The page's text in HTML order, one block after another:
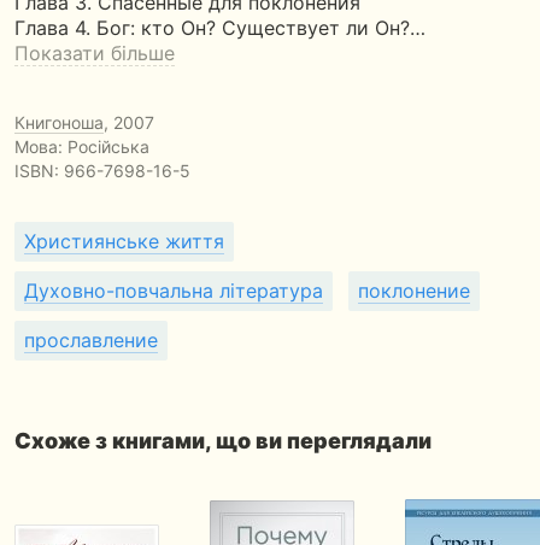
Глава 4. Бог: кто Он? Существует ли Он?…
Показати більше
Книгоноша, 2007
Мова: Російська
ISBN: 966-7698-16-5
Християнське життя
Духовно-повчальна література поклонение
прославление
Схоже з книгами, що ви переглядали